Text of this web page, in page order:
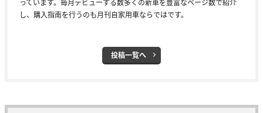
し、購入指南を行うのも月刊自家用車ならではです。
投稿一覧へ